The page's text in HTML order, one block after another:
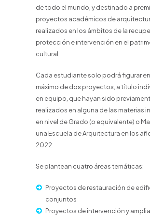
de todo el mundo, y destinado a
proyectos académicos de
realizados en los ámbitos de la
protección e intervención en el
cultural.
Cada estudiante solo podrá figurar
máximo de dos proyectos, a título
en equipo, que hayan sido
realizados en alguna de las materias
en nivel de Grado (o equivalente) o
una Escuela de Arquitectura en los
2022.
Se plantean cuatro áreas temáticas:
Proyectos de restauración de
conjuntos
Proyectos de intervención y